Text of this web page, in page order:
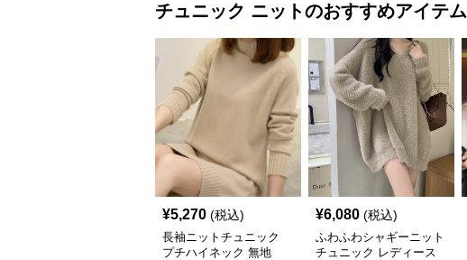
チュニック ニットのおすすめアイテム
¥5,270 (税込)
長袖ニットチュニック
プチハイネック 無地
¥6,080 (税込)
ふわふわシャギーニット
チュニック レディース